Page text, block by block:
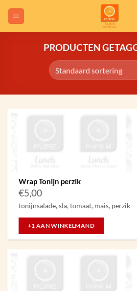
content
PRODUCTEN
Wrap Tonijn perzik
€5,00
tonijnsalade, sla, tomaat, mais, perzik
+1 AAN WINKELMAND